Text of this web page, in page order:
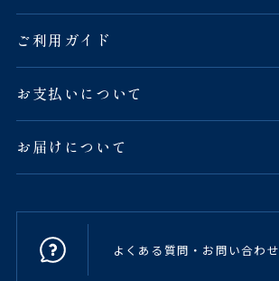
ご利用ガイド
お支払いについて
お届けについて
よくある質問・お問い合わせ